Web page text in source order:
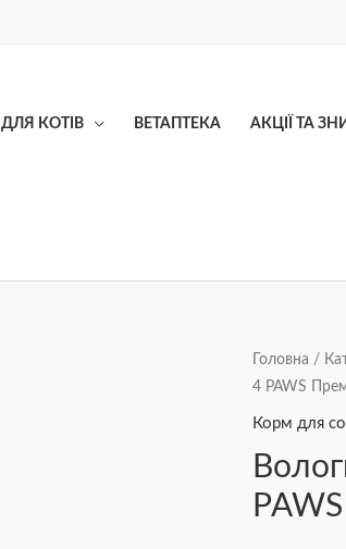
ДЛЯ КОТІВ ВЕТАПТЕКА АКЦІЇ ТА
Головна /
4 PAWS
Корм для
Вологий
корм
для
CLUB
4